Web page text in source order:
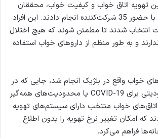
تهویه اتاق خواب و کیفیت خواب، محققان
یک مطالعه جامع را با حضور 35 شرکت‌کننده انجام دادند. این افراد
با دقت انتخاب شدند تا مطمئن شوند که هیچ اختلال
و به طور منظم از داروهای خواب استفاده
خواب واقع در بلژیک انجام شد، جایی که در
آن زمان هیچ محدودیتی برای COVID-19 یا محدودیت‌های همه‌گیر
خواب منتخب دارای سیستم‌های تهویه
که امکان تغییر نرخ تهویه را بدون اطلاع
فراهم می‌کرد.